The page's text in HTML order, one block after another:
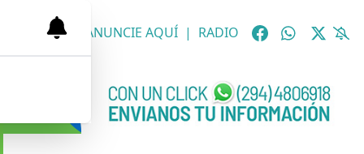
ANUNCIE AQUÍ | RADIO